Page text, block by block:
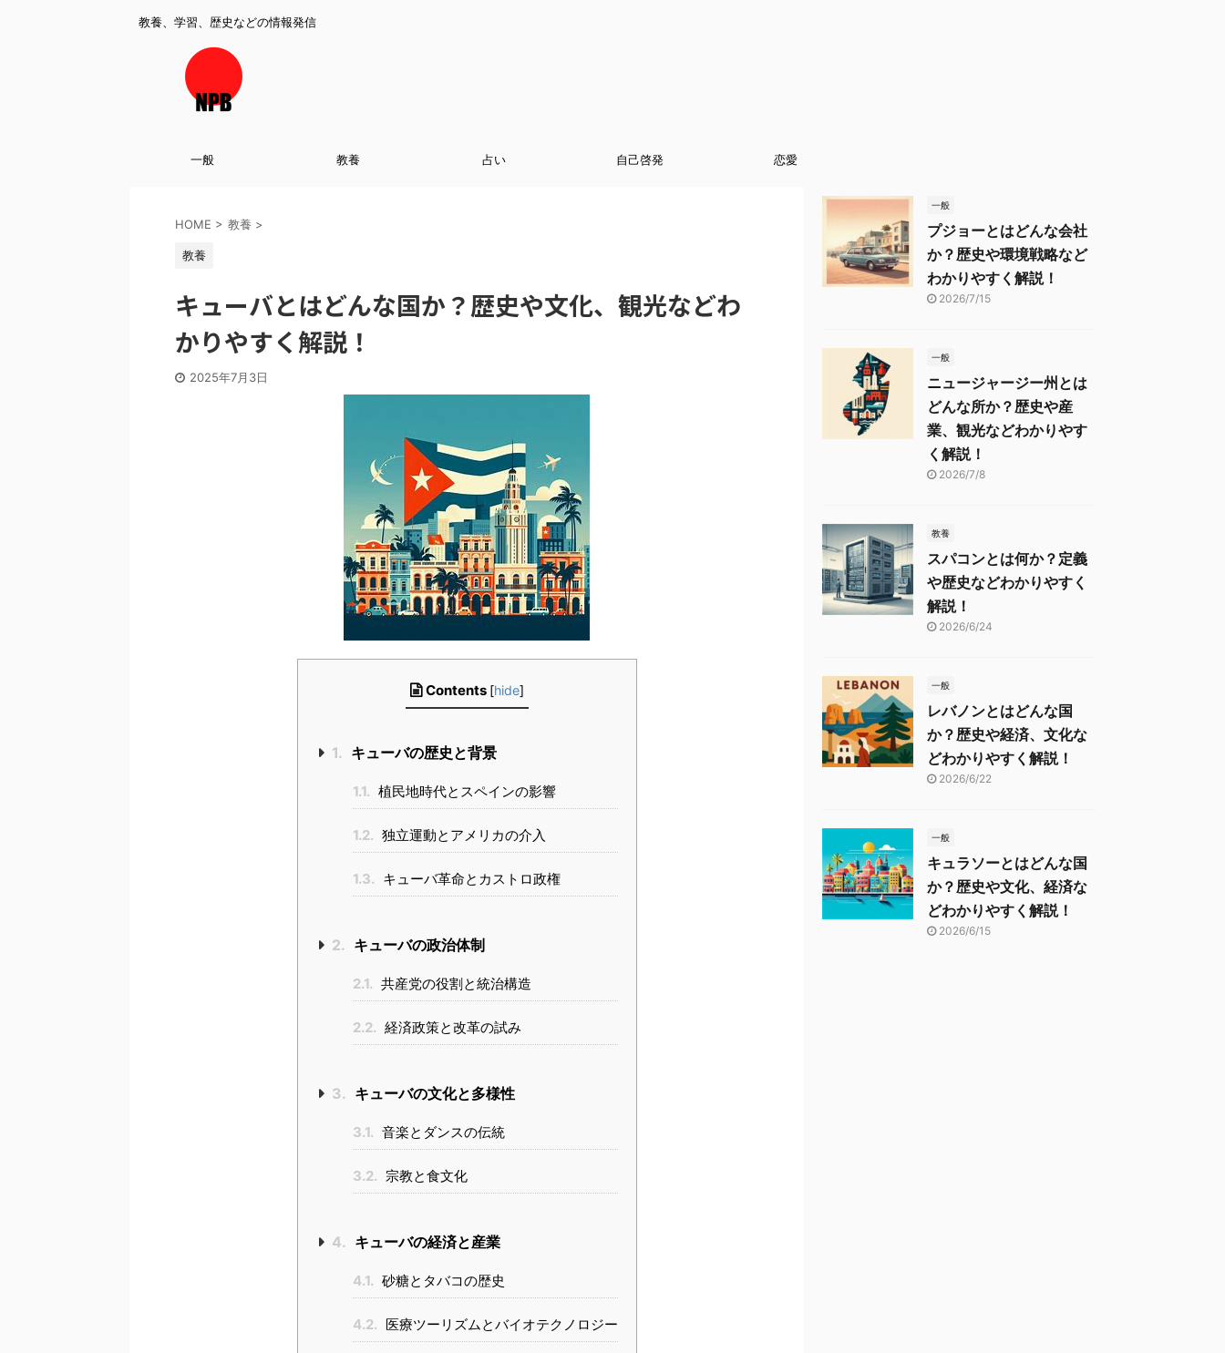
教養、学習、歴史などの情報発信
一般 教養 占い 自己啓発 恋愛
HOME > 教養 >
教養
キューバとはどんな国か？歴史や文化、観光などわ
かりやすく解説！
2025年7月3日
Contents [hide]
1. キューバの歴史と背景
1.1. 植民地時代とスペインの影響
1.2. 独立運動とアメリカの介入
1.3. キューバ革命とカストロ政権
2. キューバの政治体制
2.1. 共産党の役割と統治構造
2.2. 経済政策と改革の試み
3. キューバの文化と多様性
3.1. 音楽とダンスの伝統
3.2. 宗教と食文化
4. キューバの経済と産業
4.1. 砂糖とタバコの歴史
4.2. 医療ツーリズムとバイオテクノロジー
一般
プジョーとはどんな会社
か？歴史や環境戦略など
わかりやすく解説！
2026/7/15
一般
ニュージャージー州とは
どんな所か？歴史や産
業、観光などわかりやす
く解説！
2026/7/8
教養
スパコンとは何か？定義
や歴史などわかりやすく
解説！
2026/6/24
一般
レバノンとはどんな国
か？歴史や経済、文化な
どわかりやすく解説！
2026/6/22
一般
キュラソーとはどんな国
か？歴史や文化、経済な
どわかりやすく解説！
2026/6/15